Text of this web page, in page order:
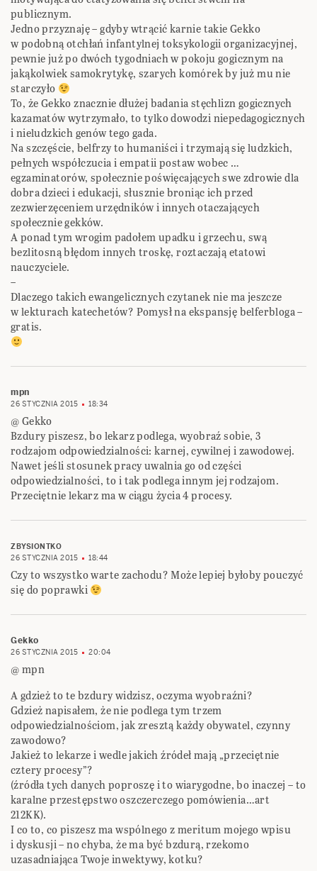
publicznym.
Jedno przyznaję – gdyby wtrącić karnie takie Gekko
w podobną otchłań infantylnej toksykologii organizacyjnej,
pewnie już po dwóch tygodniach w pokoju gogicznym na
jakąkolwiek samokrytykę, szarych komórek by już mu nie
starczyło
To, że Gekko znacznie dłużej badania stęchlizn gogicznych
kazamatów wytrzymało, to tylko dowodzi niepedagogicznych
i nieludzkich genów tego gada.
Na szczęście, belfrzy to humaniści i trzymają się ludzkich,
pełnych współczucia i empatii postaw wobec …
egzaminatorów, społecznie poświęcających swe zdrowie dla
dobra dzieci i edukacji, słusznie broniąc ich przed
zezwierzęceniem urzędników i innych otaczających
społecznie gekków.
A ponad tym wrogim padołem upadku i grzechu, swą
bezlitosną błędom innych troskę, roztaczają etatowi
nauczyciele.
–
Dlaczego takich ewangelicznych czytanek nie ma jeszcze
w lekturach katechetów? Pomysł na ekspansję belferbloga –
gratis.
mpn
26 STYCZNIA 2015 18:34
@ Gekko
Bzdury piszesz, bo lekarz podlega, wyobraź sobie, 3
rodzajom odpowiedzialności: karnej, cywilnej i zawodowej.
Nawet jeśli stosunek pracy uwalnia go od części
odpowiedzialności, to i tak podlega innym jej rodzajom.
Przeciętnie lekarz ma w ciągu życia 4 procesy.
ZBYSIONTKO
26 STYCZNIA 2015
18:44
Czy to wszystko warte zachodu? Może lepiej byłoby pouczyć
się do poprawki
Gekko
26 STYCZNIA 2015 20:04
@ mpn
A gdzież to te bzdury widzisz, oczyma wyobraźni?
Gdzież napisałem, że nie podlega tym trzem
odpowiedzialnościom, jak zresztą każdy obywatel, czynny
zawodowo?
Jakież to lekarze i wedle jakich źródeł mają „przeciętnie
cztery procesy”?
(źródła tych danych poproszę i to wiarygodne, bo inaczej – to
karalne przestępstwo oszczerczego pomówienia…art
212KK).
I co to, co piszesz ma wspólnego z meritum mojego wpisu
i dyskusji – no chyba, że ma być bzdurą, rzekomo
uzasadniająca Twoje inwektywy, kotku?